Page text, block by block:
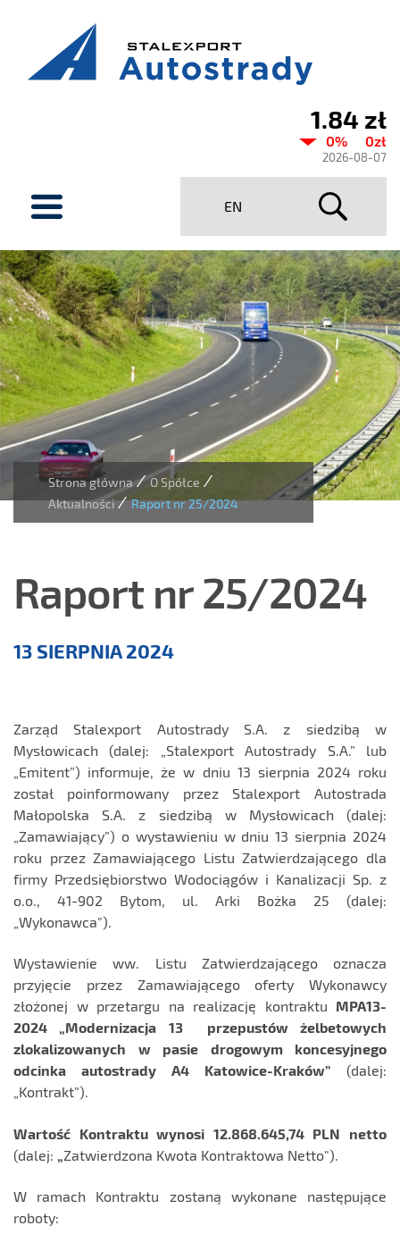
Stalexport
Autostrady
SA
1.84 zł
0% 0zł
2026-08-07
EN
Strona główna/ O Spółce /
Aktualności/ Raport nr 25/2024
Raport nr 25/2024
13 SIERPNIA 2024
Zarząd Stalexport Autostrady S.A. z siedzibą w
Mysłowicach (dalej: „Stalexport Autostrady S.A.” lub
„Emitent”) informuje, że w dniu 13 sierpnia 2024 roku
został poinformowany przez Stalexport Autostrada
Małopolska S.A. z siedzibą w Mysłowicach (dalej:
„Zamawiający”) o wystawieniu w dniu 13 sierpnia 2024
roku przez Zamawiającego Listu Zatwierdzającego dla
firmy Przedsiębiorstwo Wodociągów i Kanalizacji Sp. z
o.o., 41-902 Bytom, ul. Arki Bożka 25 (dalej:
„Wykonawca").
Wystawienie ww. Listu Zatwierdzającego oznacza
przyjęcie przez Zamawiającego oferty Wykonawcy
złożonej w przetargu na realizację kontraktu MPA13-
2024 „Modernizacja 13 przepustów żelbetowych
zlokalizowanych w pasie drogowym koncesyjnego
odcinka autostrady A4 Katowice-Kraków” (dalej:
„Kontrakt”).
Wartość Kontraktu wynosi 12.868.645,74 PLN netto
(dalej:
Zatwierdzona Kwota Kontraktowa Netto").
W ramach Kontraktu zostaną wykonane następujące
roboty: